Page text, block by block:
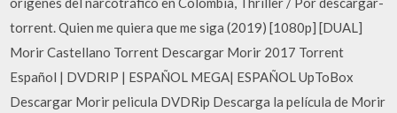
torrent. Quien me quiera que me siga (2019) [1080p] [DUAL]
Morir Castellano Torrent Descargar Morir 2017 Torrent
Español | DVDRIP | ESPAÑOL MEGA| ESPAÑOL UpToBox
Descargar Morir pelicula DVDRip Descarga la película de Morir